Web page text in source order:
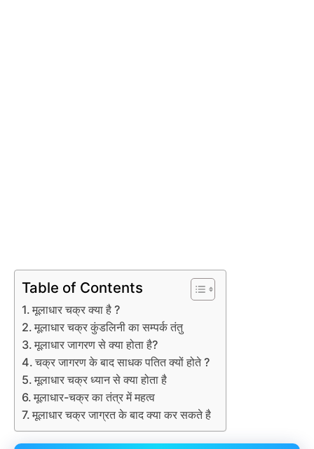
Table of Contents
मूलाधार चक्र क्या है ?
मूलाधार चक्र कुंडलिनी का सम्पर्क तंतु
मूलाधार जागरण से क्या होता है?
चक्र जागरण के बाद साधक पतित क्यों होते ?
मूलाधार चक्र ध्यान से क्या होता है
मूलाधार-चक्र का तंत्र में महत्व
मूलाधार चक्र जाग्रत के बाद क्या कर सकते है